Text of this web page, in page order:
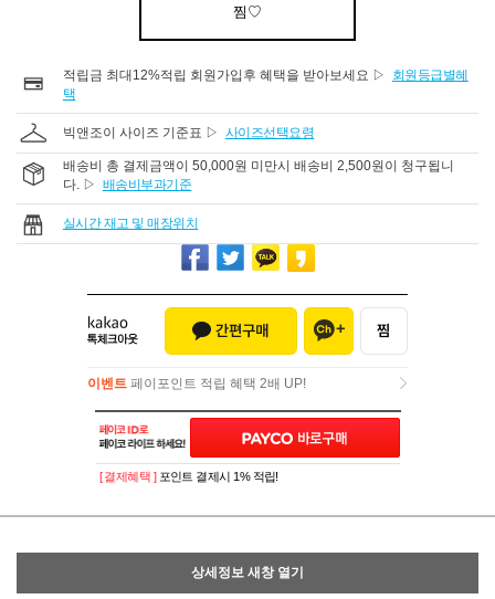
찜♡
적립금 최대12%적립 회원가입후 혜택을 받아보세요 ▷
회원등급별혜
택
빅앤조이 사이즈 기준표 ▷ 사이즈선택요령
배송비 총 결제금액이 50,000원 미만시 배송비 2,500원이 청구됩니
다. ▷ 배송비부과기준
실시간 재고 및 매장위치
이벤트 페이포인트 적립 혜택 2배 UP!
이벤트페이포인트 적립 혜택 2배 UP!
[ 결제혜택 ] 포인트 결제시 1% 적립!
상세정보 새창 열기